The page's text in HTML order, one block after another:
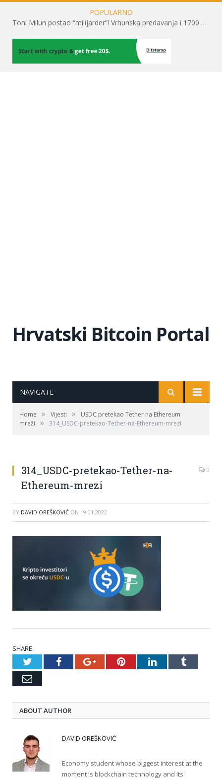
POPULARNO
Toni Milun postao “milijarder”! Vrhunska predavanja i 1700 posjetitelja obilježili su mjesec financijske pismenosti
Hrvatski Bitcoin Portal
NAVIGATE
Home » Vijesti »
USDC pretekao Tether na Ethereum
mreži
» 314_USDC-pretekao-Tether-na-Ethereum-mrezi
314_USDC-pretekao-Tether-na-
Ethereum-mrezi
0
BY DAVID OREŠKOVIĆ ON 19.01.2022
SHARE.
TwitterFacebookGoogle+PinterestLinkedInTumblr
Email
ABOUT AUTHOR
DAVID OREŠKOVIĆ
Economy student whose biggest interest at the
moment is blockchain technology and its'